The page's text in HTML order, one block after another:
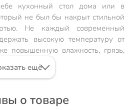
кухонный стол дома или в
не был бы накрыт стильной
Не каждый современный
высокую температуру от
повышенную влажность, грязь,
ещё
о товаре